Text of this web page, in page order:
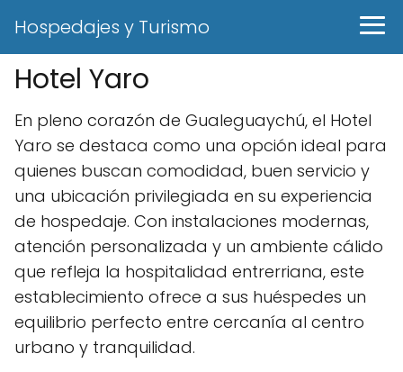
Hospedajes y Turismo
Hotel Yaro
En pleno corazón de Gualeguaychú, el Hotel
Yaro se destaca como una opción ideal para
quienes buscan comodidad, buen servicio y
una ubicación privilegiada en su experiencia
de hospedaje. Con instalaciones modernas,
atención personalizada y un ambiente cálido
que refleja la hospitalidad entrerriana, este
establecimiento ofrece a sus huéspedes un
equilibrio perfecto entre cercanía al centro
urbano y tranquilidad.